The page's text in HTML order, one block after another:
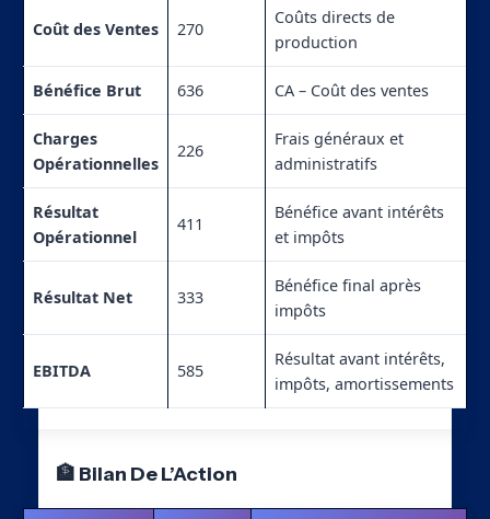
Coût des Ventes 270
Coûts directs de
production
Bénéfice Brut 636 CA – Coût des ventes
Charges
Opérationnelles
226
Frais généraux et
administratifs
Résultat
Opérationnel
411
Bénéfice avant intérêts
et impôts
Résultat Net 333
Bénéfice final après
impôts
EBITDA 585
Résultat avant intérêts,
impôts, amortissements
🏦 Bilan De L’Action